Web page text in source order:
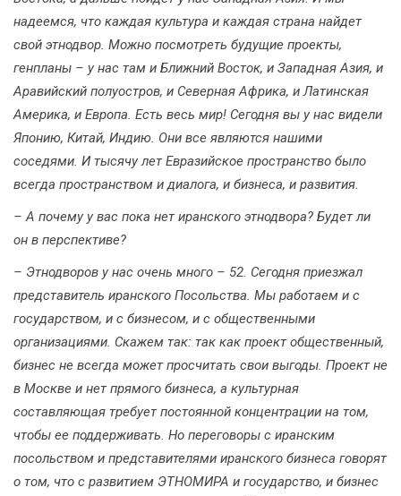
надеемся, что каждая культура и каждая страна найдет
свой этнодвор. Можно посмотреть будущие проекты,
генпланы – у нас там и Ближний Восток, и Западная Азия, и
Аравийский полуостров, и Северная Африка, и Латинская
Америка, и Европа. Есть весь мир! Сегодня вы у нас видели
Японию, Китай, Индию. Они все являются нашими
соседями. И тысячу лет Евразийское пространство было
всегда пространством и диалога, и бизнеса, и развития.
– А почему у вас пока нет иранского этнодвора? Будет ли
он в перспективе?
– Этнодворов у нас очень много – 52. Сегодня приезжал
представитель иранского Посольства. Мы работаем и с
государством, и с бизнесом, и с общественными
организациями. Скажем так: так как проект общественный,
бизнес не всегда может просчитать свои выгоды. Проект не
в Москве и нет прямого бизнеса, а культурная
составляющая требует постоянной концентрации на том,
чтобы ее поддерживать. Но переговоры с иранским
посольством и представителями иранского бизнеса говорят
о том, что с развитием ЭТНОМИРА и государство, и бизнес